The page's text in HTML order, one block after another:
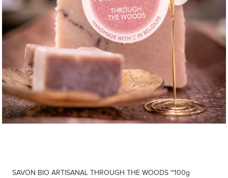
SAVON BIO ARTISANAL THROUGH THE WOODS ~100g